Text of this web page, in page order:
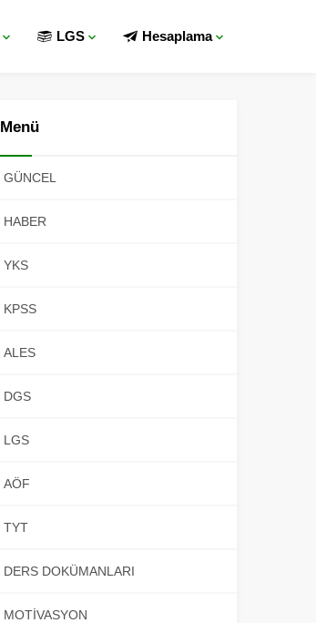
LGS Hesaplama
Menü
GÜNCEL
HABER
YKS
KPSS
ALES
DGS
LGS
AÖF
TYT
DERS DOKÜMANLARI
MOTIVASYON